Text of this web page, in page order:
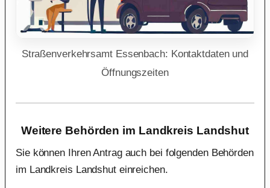
Straßenverkehrsamt Essenbach: Kontaktdaten und
Öffnungszeiten
Weitere Behörden im Landkreis Landshut
Sie können Ihren Antrag auch bei folgenden Behörden
im Landkreis Landshut einreichen.